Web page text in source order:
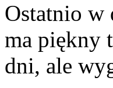
Ostatnio w
ma piękny
dni, ale